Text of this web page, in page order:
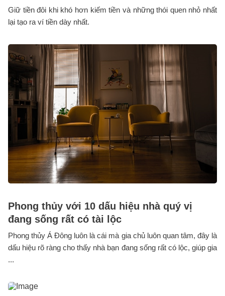
Giữ tiền đôi khi khó hơn kiếm tiền và những thói quen nhỏ nhất
lại tạo ra ví tiền dày nhất.
Phong thủy với 10 dấu hiệu nhà quý vị
đang sống rất có tài lộc
Phong thủy Á Đông luôn là cái mà gia chủ luôn quan tâm, đây là
dấu hiệu rõ ràng cho thấy nhà bạn đang sống rất có lộc, giúp gia
...